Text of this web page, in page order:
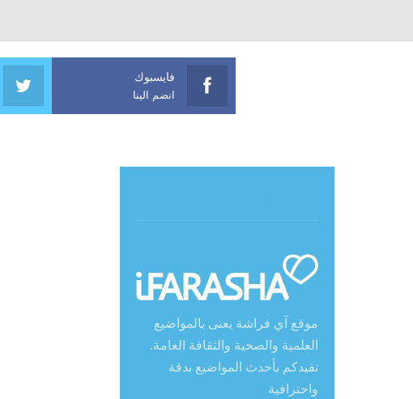
فايسبوك
انضم الينا
موقع آي فراشة يعنى بالمواضيع
العلمية والصحية والثقافة العامة.
نفيدكم بأحدث المواضيع بدقة
واحترافية